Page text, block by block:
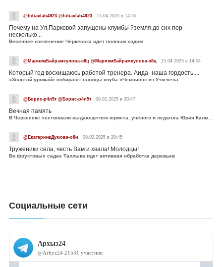
@lidiavlab4923 @lidiavlab4923 15.04.2025 в 14:55
Почему на Ул.Парковой запущены клумбы ?земля до сих пор
несколько...
Весеннее озеленение Черкесска идет полным ходом
@МариямБайрамкулова-э8ц @МариямБайрамкулова-э8ц 15.04.2025 в 14:54
Который год восхищаюсь работой тренера. Аида- наша гордость....
«Золотой урожай» собирают пловцы клуба «Чемпион» из Учкекена
@Борис-р4л5т @Борис-р4л5т 09.02.2025 в 20:47
Вечная память
В Черкесске чествовали выдающегося юриста, учёного и педагога Юрия Калмыкова
@ЕкатеринаДумова-о8и 09.02.2025 в 20:45
Труженики села, честь Вам и хвала! Молодцы!
Во фруктовых садах Таллыка идет активная обработка деревьев
Социальные сети